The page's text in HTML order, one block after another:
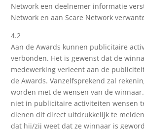
Network een deelnemer informatie
Network en aan Scare Network
4.2
Aan de Awards kunnen publicitaire
verbonden. Het is gewenst dat de
medewerking verleent aan de
de Awards. Vanzelfsprekend zal
worden met de wensen van de
niet in publicitaire activiteiten wensen
dienen dit direct uitdrukkelijk te
dat hij/zij weet dat ze winnaar is